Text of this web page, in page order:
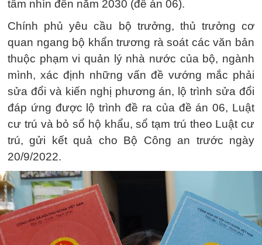
tầm nhìn đến năm 2030 (đề án 06).
Chính phủ yêu cầu bộ trưởng, thủ trưởng cơ
quan ngang bộ khẩn trương rà soát các văn bản
thuộc phạm vi quản lý nhà nước của bộ, ngành
mình, xác định những vấn đề vướng mắc phải
sửa đổi và kiến nghị phương án, lộ trình sửa đổi
đáp ứng được lộ trình đề ra của đề án 06, Luật
cư trú và bỏ sổ hộ khẩu, sổ tạm trú theo Luật cư
trú, gửi kết quả cho Bộ Công an trước ngày
20/9/2022.